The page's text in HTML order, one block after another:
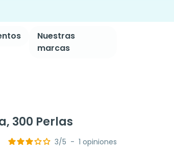
Nuestras
marcas
300 Perlas
3/5 - 1 opiniones